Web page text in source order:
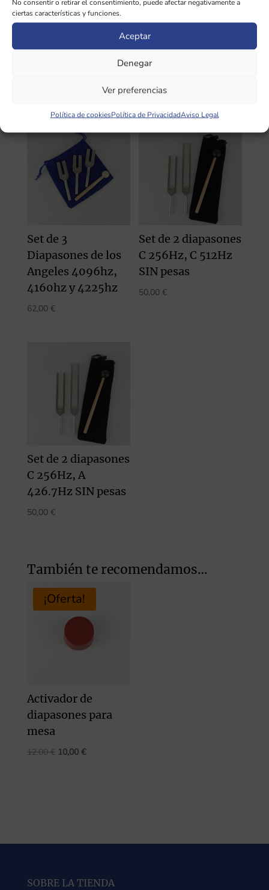
ciertas características y funciones.
Aceptar
Denegar
Ver preferencias
Política de cookiesPolítica de PrivacidadAviso Legal
musicólogo Hans Cousto.
INFORMACIÓN ADICIONAL
Set de 3
Diapasones de los
Angeles 4096hz,
4160hz y 4225hz
62,00 €
Set de 2 diapasones
C 256Hz, C 512Hz
SIN pesas
50,00 €
Set de 2 diapasones
C 256Hz, A
426.7Hz SIN pesas
50,00 €
También te recomendamos…
¡Oferta!
Activador de
diapasones para
mesa
12,00€ El
10,00 €El
SOBRE LA TIENDA